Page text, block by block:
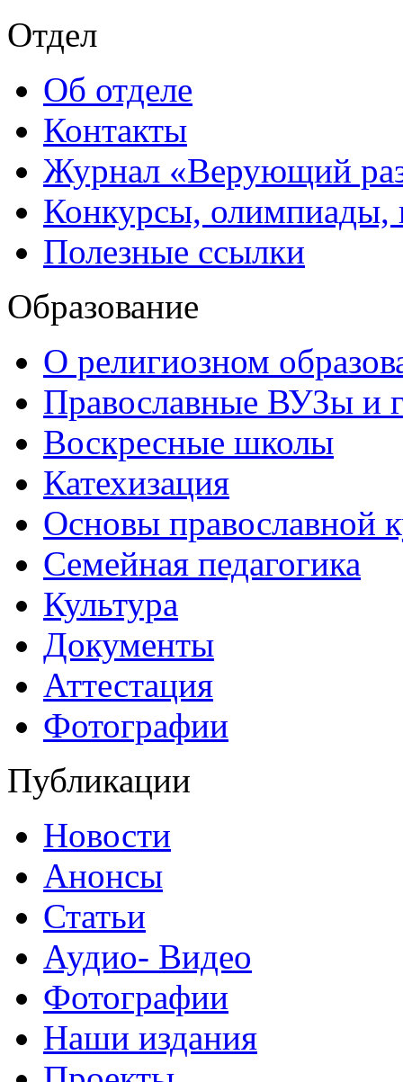
Отдел
Об отделе
Контакты
Журнал «Верующий
Конкурсы, олимпиады,
Полезные ссылки
Образование
О религиозном
Православные ВУЗы и
Воскресные школы
Катехизация
Основы православной
Семейная педагогика
Культура
Документы
Аттестация
Фотографии
Публикации
Новости
Анонсы
Статьи
Аудио- Видео
Фотографии
Наши издания